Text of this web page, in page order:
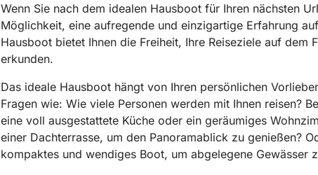
Wenn Sie nach dem idealen Hausboot für Ihren nächsten
Möglichkeit, eine aufregende und einzigartige Erfahrung
Hausboot bietet Ihnen die Freiheit, Ihre Reiseziele auf dem
erkunden.
Das ideale Hausboot hängt von Ihren persönlichen
Fragen wie: Wie viele Personen werden mit Ihnen reisen?
eine voll ausgestattete Küche oder ein geräumiges
einer Dachterrasse, um den Panoramablick zu genießen?
kompaktes und wendiges Boot, um abgelegene Gewässer